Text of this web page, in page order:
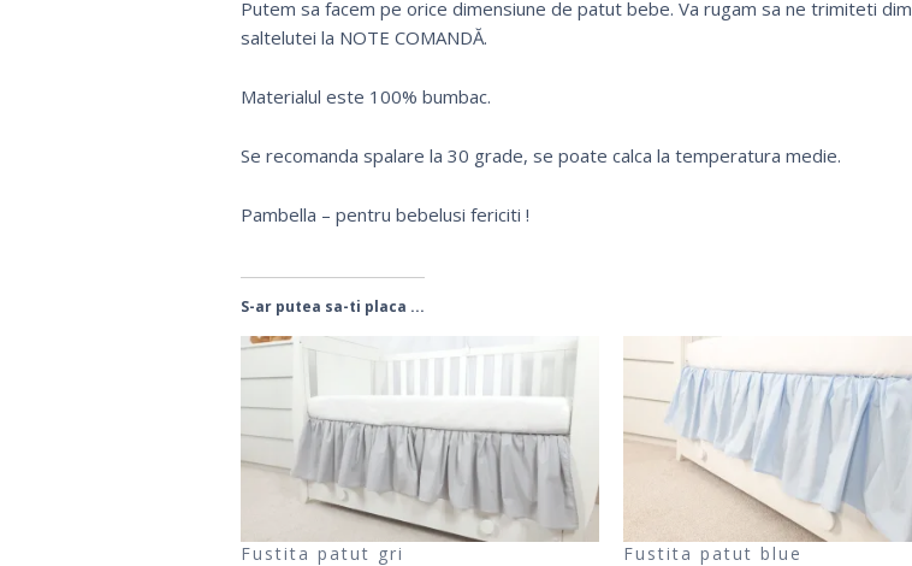
Putem sa facem pe orice dimensiune de patut bebe. Va rugam sa ne trimiteti
saltelutei la NOTE COMANDĂ.
Materialul este 100% bumbac.
Se recomanda spalare la 30 grade, se poate calca la temperatura medie.
Pambella – pentru bebelusi fericiti !
S-ar putea sa-ti placa ...
Fustita patut gri Fustita patut blue